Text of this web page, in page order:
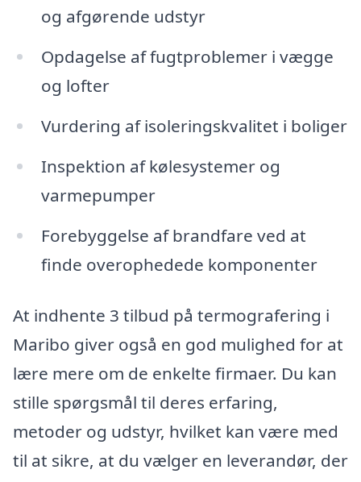
og afgørende udstyr
Opdagelse af fugtproblemer i vægge
og lofter
Vurdering af isoleringskvalitet i boliger
Inspektion af kølesystemer og
varmepumper
Forebyggelse af brandfare ved at
finde overophedede komponenter
At indhente 3 tilbud på termografering i
Maribo giver også en god mulighed for at
lære mere om de enkelte firmaer. Du kan
stille spørgsmål til deres erfaring,
metoder og udstyr, hvilket kan være med
til at sikre, at du vælger en leverandør, der